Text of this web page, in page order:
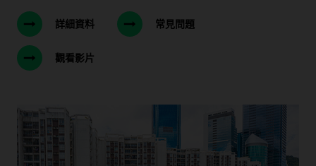
詳細資料 常見問題
觀看影片